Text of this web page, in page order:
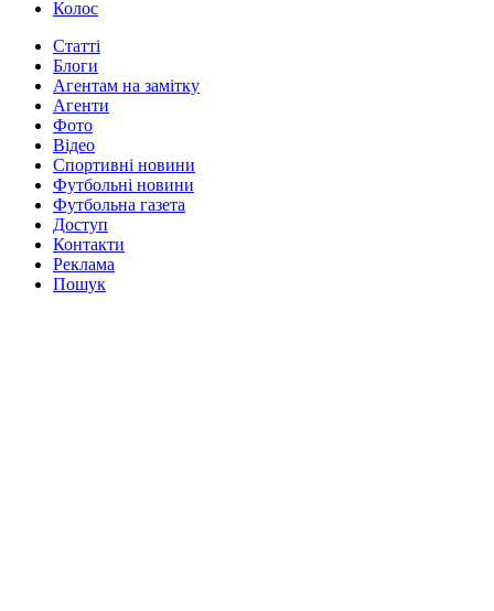
Колос
Статті
Блоги
Агентам на замітку
Агенти
Фото
Відео
Спортивні новини
Футбольні новини
Футбольна газета
Доступ
Контакти
Реклама
Пошук